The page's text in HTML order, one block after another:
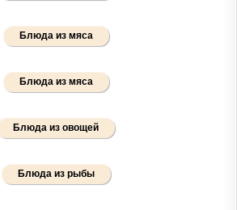
Блюда из мяса
Блюда из мяса
Блюда из овощей
Блюда из рыбы